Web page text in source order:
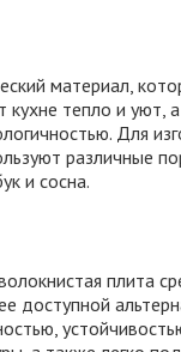
материал,
кухне тепло и уют,
Для
различные
и сосна.
плита
доступной